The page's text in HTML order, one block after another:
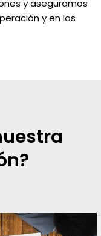
y aseguramos
y en los